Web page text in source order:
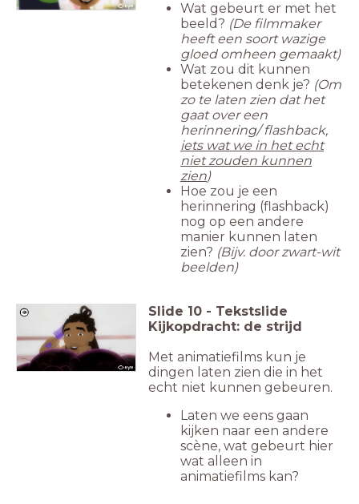
Wat gebeurt er met het
beeld? (De filmmaker
heeft een soort wazige
gloed omheen gemaakt)
Wat zou dit kunnen
betekenen denk je? (Om
zo te laten zien dat het
gaat over een
herinnering/ flashback,
iets wat we in het echt
niet zouden kunnen
zien)
Hoe zou je een
herinnering (flashback)
nog op een andere
manier kunnen laten
zien? (Bijv. door zwart-wit
beelden)
Slide 10 - Tekstslide
Kijkopdracht: de strijd
Met animatiefilms kun je
dingen laten zien die in het
echt niet kunnen gebeuren.
Laten we eens gaan
kijken naar een andere
scène, wat gebeurt hier
wat alleen in
animatiefilms kan?